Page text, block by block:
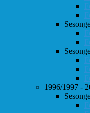
1996/1997 -